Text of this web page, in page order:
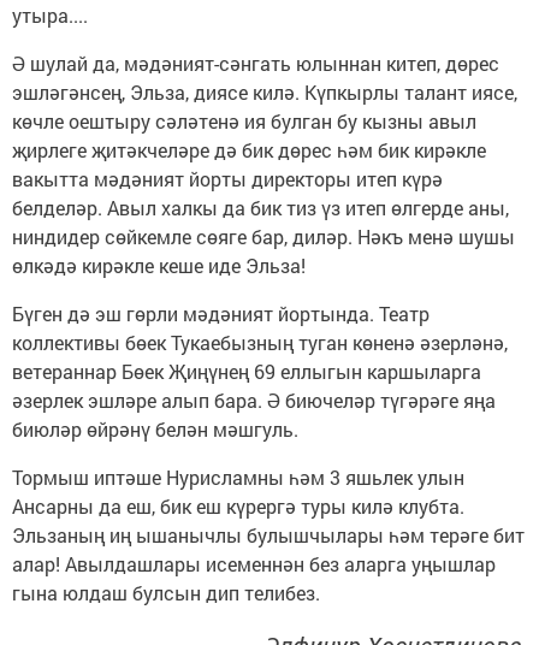
утыра....
Ә шулай да, мәдәният-сәнгать юлыннан китеп, дөрес
эшләгәнсең, Эльза, диясе килә. Күпкырлы талант иясе,
көчле оештыру сәләтенә ия булган бу кызны авыл
җирлеге җитәкчеләре дә бик дөрес һәм бик кирәкле
вакытта мәдәният йорты директоры итеп күрә
белделәр. Авыл халкы да бик тиз үз итеп өлгерде аны,
ниндидер сөйкемле сөяге бар, диләр. Нәкъ менә шушы
өлкәдә кирәкле кеше иде Эльза!
Бүген дә эш гөрли мәдәният йортында. Театр
коллективы бөек Тукаебызның туган көненә әзерләнә,
ветераннар Бөек Җиңүнең 69 еллыгын каршыларга
әзерлек эшләре алып бара. Ә биючеләр түгәрәге яңа
биюләр өйрәнү белән мәшгуль.
Тормыш иптәше Нурисламны һәм 3 яшьлек улын
Ансарны да еш, бик еш күрергә туры килә клубта.
Эльзаның иң ышанычлы булышчылары һәм терәге бит
алар! Авылдашлары исеменнән без аларга уңышлар
гына юлдаш булсын дип телибез.